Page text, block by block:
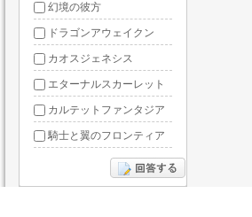
幻境の彼方
ドラゴンアウェイクン
カオスジェネシス
エターナルスカーレット
カルテットファンタジア
騎士と翼のフロンティア
ドラグーン・ナイツ
ぶっ飛び三国